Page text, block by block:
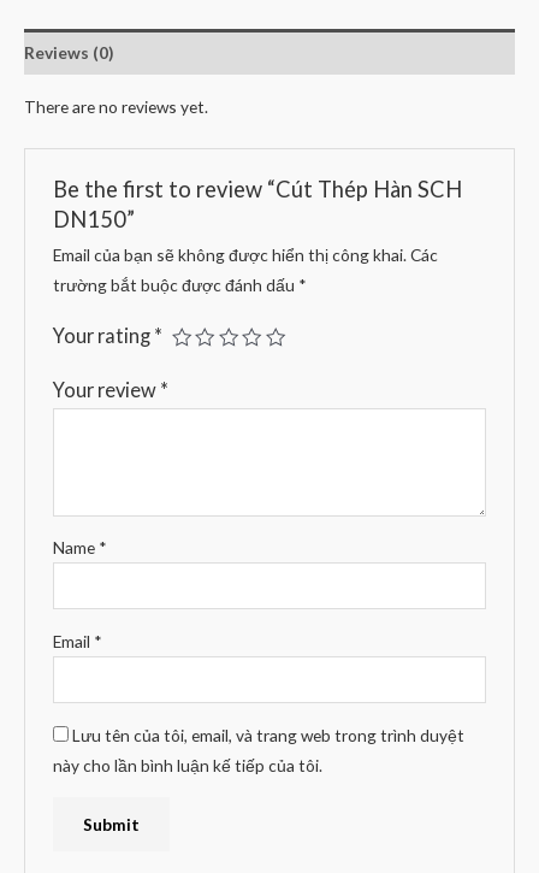
Reviews (0)
There are no reviews yet.
Be the first to review “Cút Thép Hàn SCH
DN150”
Email của bạn sẽ không được hiển thị công khai. Các
trường bắt buộc được đánh dấu *
Your rating *
Your review *
Name *
Email *
Lưu tên của tôi, email, và trang web trong trình duyệt
này cho lần bình luận kế tiếp của tôi.